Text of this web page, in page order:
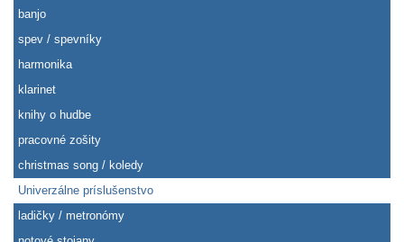
banjo
spev / spevníky
harmonika
klarinet
knihy o hudbe
pracovné zošity
christmas song / koledy
Univerzálne príslušenstvo
ladičky / metronómy